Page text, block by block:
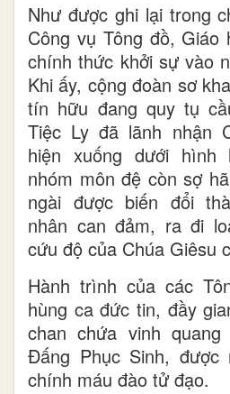
Như được ghi lại trong
Công vụ Tông đồ, Giáo
chính thức khởi sự vào
Khi ấy, cộng đoàn sơ
tín hữu đang quy tụ
Tiệc Ly đã lãnh nhận
hiện xuống dưới
nhóm môn đệ còn sợ
ngài được biến đổi
nhân can đảm, ra đi
cứu độ của Chúa Giêsu
Hành trình của các
hùng ca đức tin, đầy
chan chứa vinh
Đấng Phục Sinh, được
chính máu đào tử đạo.